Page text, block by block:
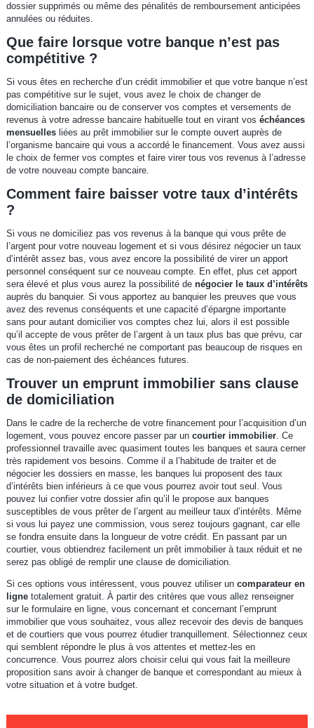
dossier supprimés ou même des pénalités de remboursement anticipées
annulées ou réduites.
Que faire lorsque votre banque n’est pas
compétitive ?
Si vous êtes en recherche d’un crédit immobilier et que votre banque n’est
pas compétitive sur le sujet, vous avez le choix de changer de
domiciliation bancaire ou de conserver vos comptes et versements de
revenus à votre adresse bancaire habituelle tout en virant vos échéances
mensuellesliées au prêt immobilier sur le compte ouvert auprès de
l’organisme bancaire qui vous a accordé le financement. Vous avez aussi
le choix de fermer vos comptes et faire virer tous vos revenus à l’adresse
de votre nouveau compte bancaire.
Comment faire baisser votre taux d’intérêts
?
Si vous ne domiciliez pas vos revenus à la banque qui vous prête de
l’argent pour votre nouveau logement et si vous désirez négocier un taux
d’intérêt assez bas, vous avez encore la possibilité de virer un apport
personnel conséquent sur ce nouveau compte. En effet, plus cet apport
sera élevé et plus vous aurez la possibilité de négocier le taux d’intérêts
auprès du banquier. Si vous apportez au banquier les preuves que vous
avez des revenus conséquents et une capacité d’épargne importante
sans pour autant domicilier vos comptes chez lui, alors il est possible
qu’il accepte de vous prêter de l’argent à un taux plus bas que prévu, car
vous êtes un profil recherché ne comportant pas beaucoup de risques en
cas de non-paiement des échéances futures.
Trouver un emprunt immobilier sans clause
de domiciliation
Dans le cadre de la recherche de votre financement pour l’acquisition d’un
logement, vous pouvez encore passer par un courtier immobilier. Ce
professionnel travaille avec quasiment toutes les banques et saura cerner
très rapidement vos besoins. Comme il a l’habitude de traiter et de
négocier les dossiers en masse, les banques lui proposent des taux
d’intérêts bien inférieurs à ce que vous pourrez avoir tout seul. Vous
pouvez lui confier votre dossier afin qu’il le propose aux banques
susceptibles de vous prêter de l’argent au meilleur taux d’intérêts. Même
si vous lui payez une commission, vous serez toujours gagnant, car elle
se fondra ensuite dans la longueur de votre crédit. En passant par un
courtier, vous obtiendrez facilement un prêt immobilier à taux réduit et ne
serez pas obligé de remplir une clause de domiciliation.
Si ces options vous intéressent, vous pouvez utiliser un comparateur en
lignetotalement gratuit. À partir des critères que vous allez renseigner
sur le formulaire en ligne, vous concernant et concernant l’emprunt
immobilier que vous souhaitez, vous allez recevoir des devis de banques
et de courtiers que vous pourrez étudier tranquillement. Sélectionnez ceux
qui semblent répondre le plus à vos attentes et mettez-les en
concurrence. Vous pourrez alors choisir celui qui vous fait la meilleure
proposition sans avoir à changer de banque et correspondant au mieux à
votre situation et à votre budget.